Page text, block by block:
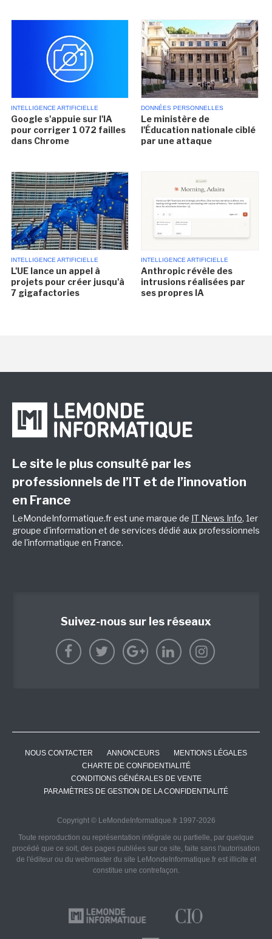
INTELLIGENCE ARTIFICIELLE
Google s'appuie sur l'IA
pour corriger 1 072 failles
dans Chrome
DONNÉES PERSONNELLES
Le ministère de
l'Éducation nationale ciblé
par une attaque
INTELLIGENCE ARTIFICIELLE
L'UE lance un appel à
projets pour créer jusqu'à
7 gigafactories
INTELLIGENCE ARTIFICIELLE
Anthropic révèle des
intrusions réalisées par
ses propres IA
Le site le plus consulté par les
professionnels de l’IT et de l’innovation
en France
LeMondeInformatique.fr est une marque de IT News Info, 1er
groupe d'information et de services dédié aux professionnels
de l'informatique en France.
Suivez-nous sur les réseaux
NOUS CONTACTER ANNONCEURS
MENTIONS LÉGALES
CHARTE DE CONFIDENTIALITÉ
CONDITIONS GÉNÉRALES DE VENTE
PARAMÈTRES DE GESTION DE LA CONFIDENTIALITÉ
Copyright © LeMondeInformatique.fr 1997-2026
Toute reproduction ou représentation intégrale ou partielle, par quelque
procédé que ce soit, des pages publiées sur ce site, faite sans l'autorisation
de l'éditeur ou du webmaster du site LeMondeInformatique.fr est illicite et
constitue une contrefaçon.